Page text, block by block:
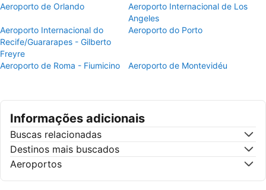
Aeroporto de Orlando
Aeroporto Internacional de Los
Angeles
Aeroporto Internacional do
Recife/Guararapes - Gilberto
Freyre
Aeroporto do Porto
Aeroporto de Roma - Fiumicino Aeroporto de Montevidéu
Informações adicionais
Buscas relacionadas
Destinos mais buscados
Aeroportos